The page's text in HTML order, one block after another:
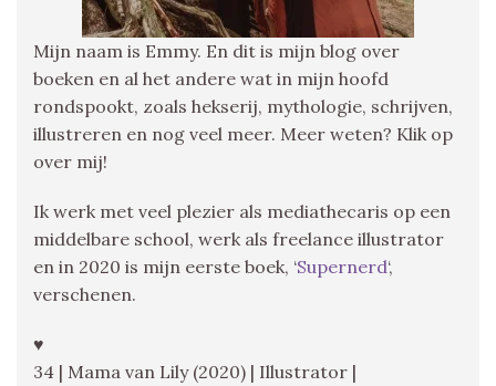
Mijn naam is Emmy. En dit is mijn blog over
boeken en al het andere wat in mijn hoofd
rondspookt, zoals hekserij, mythologie, schrijven,
illustreren en nog veel meer. Meer weten? Klik op
over mij!
Ik werk met veel plezier als mediathecaris op een
middelbare school, werk als freelance illustrator
en in 2020 is mijn eerste boek, ‘Supernerd‘,
verschenen.
♥
34 | Mama van Lily (2020) | Illustrator |